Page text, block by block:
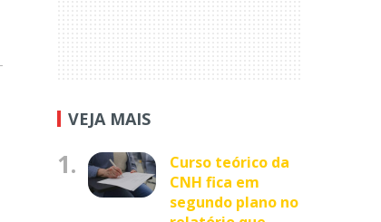
VEJA MAIS
1.
Curso teórico da
CNH fica em
segundo plano no